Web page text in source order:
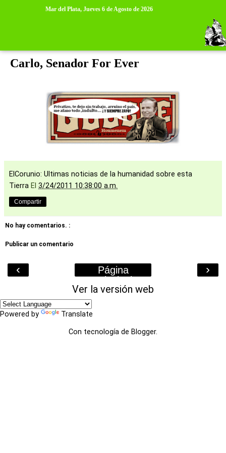
Mar del Plata, Jueves 6 de Agosto de 2026
Carlo, Senador For Ever
ElCorunio: Ultimas noticias de la humanidad sobre esta
Tierra El 3/24/2011 10:38:00 a.m.
Compartir
No hay comentarios. :
Publicar un comentario
‹ ›
Página
Principal
Ver la versión web
Powered by Translate
Con tecnología de Blogger.